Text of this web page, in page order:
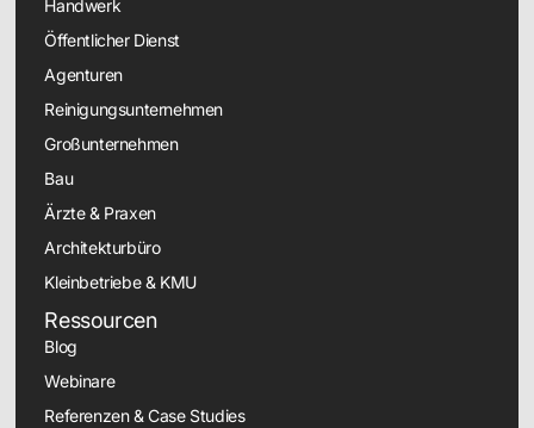
Handwerk
Öffentlicher Dienst
Agenturen
Reinigungsunternehmen
Großunternehmen
Bau
Ärzte & Praxen
Architekturbüro
Kleinbetriebe & KMU
Ressourcen
Blog
Webinare
Referenzen & Case Studies